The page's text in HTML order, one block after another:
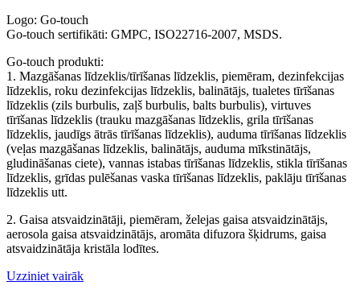
Logo: Go-touch
Go-touch sertifikāti: GMPC, ISO22716-2007, MSDS.
Go-touch produkti:
1. Mazgāšanas līdzeklis/tīrīšanas līdzeklis, piemēram, dezinfekcijas
līdzeklis, roku dezinfekcijas līdzeklis, balinātājs, tualetes tīrīšanas
līdzeklis (zils burbulis, zaļš burbulis, balts burbulis), virtuves
tīrīšanas līdzeklis (trauku mazgāšanas līdzeklis, grila tīrīšanas
līdzeklis, jaudīgs ātrās tīrīšanas līdzeklis), auduma tīrīšanas līdzeklis
(veļas mazgāšanas līdzeklis, balinātājs, auduma mīkstinātājs,
gludināšanas ciete), vannas istabas tīrīšanas līdzeklis, stikla tīrīšanas
līdzeklis, grīdas pulēšanas vaska tīrīšanas līdzeklis, paklāju tīrīšanas
līdzeklis utt.
2. Gaisa atsvaidzinātāji, piemēram, želejas gaisa atsvaidzinātājs,
aerosola gaisa atsvaidzinātājs, aromāta difuzora šķidrums, gaisa
atsvaidzinātāja kristāla lodītes.
Uzziniet vairāk